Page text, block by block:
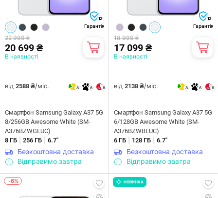
12
Гарантія
22 999 ₴
20 699 ₴
В наявності
від 2588 ₴/міс. 8 6 8
Смартфон Samsung Galaxy A37 5G
8/256GB Awesome White (SM-
A376BZWGEUC)
8 ГБ
256 ГБ 6.7"
Безкоштовна доставка
Відправимо завтра
12
Гарантія
18 999 ₴
17 099 ₴
В наявності
від 2138 ₴/міс. 8 6 8
Смартфон Samsung Galaxy A37 5G
6/128GB Awesome White (SM-
A376BZWBEUC)
6 ГБ
128 ГБ 6.7"
Безкоштовна доставка
Відправимо завтра
-6% НОВИНКА